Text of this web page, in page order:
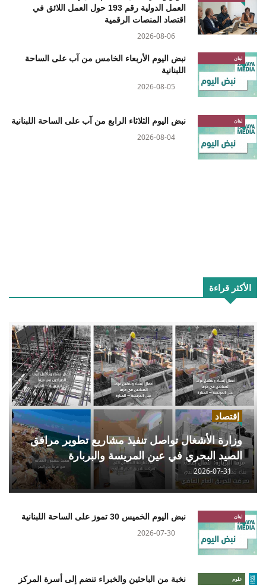
العمل الدولية رقم 193 حول العمل اللائق في
اقتصاد المنصات الرقمية
2026-08-06
لبنان
نبض اليوم الأربعاء الخامس من آب على الساحة
اللبنانية
2026-08-05
لبنان نبض اليوم الثلاثاء الرابع من آب على الساحة اللبنانية
2026-08-04
الأكثر قراءة
إقتصاد
وزارة الأشغال تواصل تنفيذ مشاريع تطوير مرافق
الصيد البحري في عين المريسة والبربارة
2026-07-31
لبنان نبض اليوم الخميس 30 تموز على الساحة اللبنانية
2026-07-30
علوم
نخبة من الباحثين والخبراء تنضم إلى أسرة المركز